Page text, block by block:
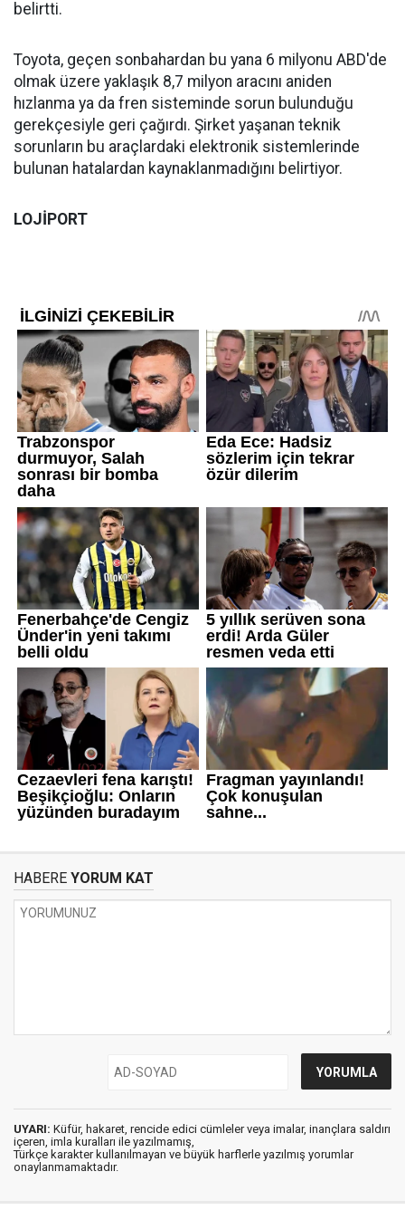
belirtti.
Toyota, geçen sonbahardan bu yana 6 milyonu ABD'de
olmak üzere yaklaşık 8,7 milyon aracını aniden
hızlanma ya da fren sisteminde sorun bulunduğu
gerekçesiyle geri çağırdı. Şirket yaşanan teknik
sorunların bu araçlardaki elektronik sistemlerinde
bulunan hatalardan kaynaklanmadığını belirtiyor.
LOJİPORT
HABERE YORUM KAT
UYARI: Küfür, hakaret, rencide edici cümleler veya imalar, inançlara saldırı
içeren, imla kuralları ile yazılmamış,
Türkçe karakter kullanılmayan ve büyük harflerle yazılmış yorumlar
onaylanmamaktadır.